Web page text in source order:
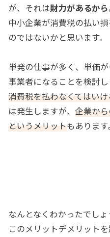
が、それは財力があるから
中小企業が消費税の払い
のではないかと思います。
単発の仕事が多く、単価
事業者になることを検討し
消費税を払わなくてはい
は発生しますが、 企業か
というメリットもあります。
なんとなくわかったでしょ
このメリットデメリット